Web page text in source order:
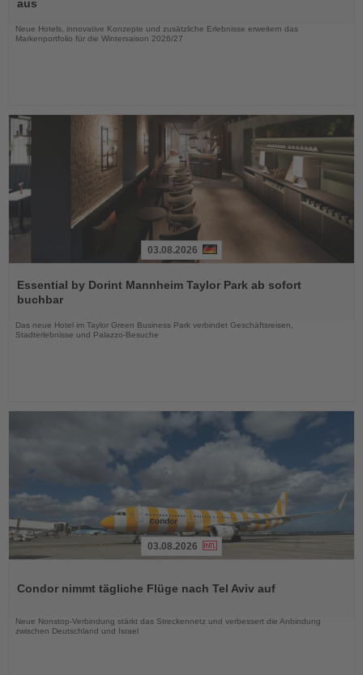
aus
Neue Hotels, innovative Konzepte und zusätzliche Erlebnisse erweitern das
Markenportfolio für die Wintersaison 2026/27
Sie
die
03.08.2026
Essential by Dorint Mannheim Taylor Park ab sofort
buchbar
Das neue Hotel im Taylor Green Business Park verbindet Geschäftsreisen,
Stadterlebnisse und Palazzo-Besuche
die
03.08.2026
Condor nimmt tägliche Flüge nach Tel Aviv auf
Neue Nonstop-Verbindung stärkt das Streckennetz und verbessert die Anbindung
zwischen Deutschland und Israel